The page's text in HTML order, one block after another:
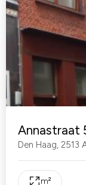
Annastraat
Den Haag, 2513
m²